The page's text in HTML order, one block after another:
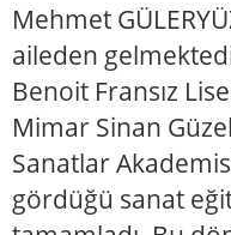
Mehmet
aileden
Benoit Fransız
Mimar Sinan
Sanatlar
gördüğü sanat